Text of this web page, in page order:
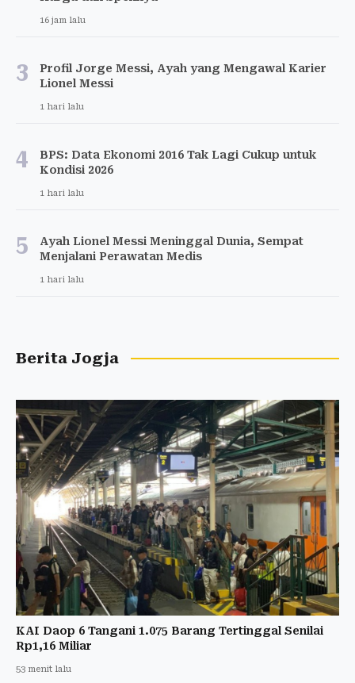
16 jam lalu
3
Profil Jorge Messi, Ayah yang Mengawal Karier
Lionel Messi
1 hari lalu
4
BPS: Data Ekonomi 2016 Tak Lagi Cukup untuk
Kondisi 2026
1 hari lalu
5
Ayah Lionel Messi Meninggal Dunia, Sempat
Menjalani Perawatan Medis
1 hari lalu
Berita Jogja
KAI Daop 6 Tangani 1.075 Barang Tertinggal Senilai
Rp1,16 Miliar
53 menit lalu